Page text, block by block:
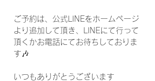
ご予約は、公式LINEをホームページ
より追加して頂き、LINEにて行って
頂くかお電話にてお待ちしておりま
す🎶
いつもありがとうございます